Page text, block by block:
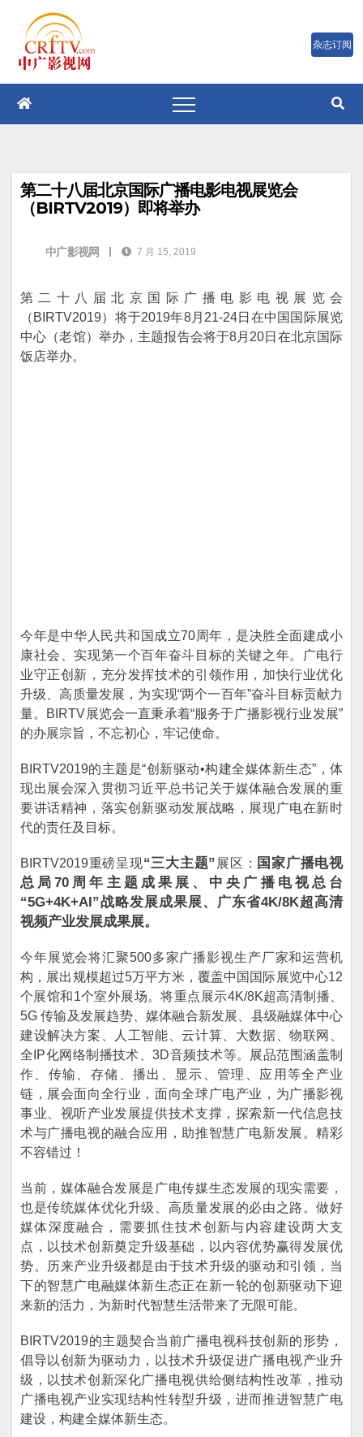
容
第二十八届北京国际广播电影电视展览会
（BIRTV2019）即将举办
中广影视网 7 月 15, 2019
第二十八届北京国际广播电影电视展览会
（BIRTV2019）将于2019年8月21-24日在中国国际展览
中心（老馆）举办，主题报告会将于8月20日在北京国际
饭店举办。
今年是中华人民共和国成立70周年，是决胜全面建成小
康社会、实现第一个百年奋斗目标的关键之年。广电行
业守正创新，充分发挥技术的引领作用，加快行业优化
升级、高质量发展，为实现“两个一百年”奋斗目标贡献力
量。BIRTV展览会一直秉承着“服务于广播影视行业发展”
的办展宗旨，不忘初心，牢记使命。
BIRTV2019的主题是“创新驱动•构建全媒体新生态”，体
现出展会深入贯彻习近平总书记关于媒体融合发展的重
要讲话精神，落实创新驱动发展战略，展现广电在新时
代的责任及目标。
BIRTV2019重磅呈现“三大主题” 展区： 国家广播电视
总局70周年主题成果展、中央广播电视总台
“5G+4K+AI”战略发展成果展、广东省4K/8K超高清
视频产业发展成果展。
今年展览会将汇聚500多家广播影视生产厂家和运营机
构，展出规模超过5万平方米，覆盖中国国际展览中心12
个展馆和1个室外展场。将重点展示4K/8K超高清制播、
5G 传输及发展趋势、媒体融合新发展、县级融媒体中心
建设解决方案、人工智能、云计算、大数据、物联网、
全IP化网络制播技术、3D音频技术等。展品范围涵盖制
作、传输、存储、播出、显示、管理、应用等全产业
链，展会面向全行业，面向全球广电产业，为广播影视
事业、视听产业发展提供技术支撑，探索新一代信息技
术与广播电视的融合应用，助推智慧广电新发展。精彩
不容错过！
当前，媒体融合发展是广电传媒生态发展的现实需要，
也是传统媒体优化升级、高质量发展的必由之路。做好
媒体深度融合，需要抓住技术创新与内容建设两大支
点，以技术创新奠定升级基础，以内容优势赢得发展优
势。历来产业升级都是由于技术升级的驱动和引领，当
下的智慧广电融媒体新生态正在新一轮的创新驱动下迎
来新的活力，为新时代智慧生活带来了无限可能。
BIRTV2019的主题契合当前广播电视科技创新的形势，
倡导以创新为驱动力，以技术升级促进广播电视产业升
级，以技术创新深化广播电视供给侧结构性改革，推动
广播电视产业实现结构性转型升级，进而推进智慧广电
建设，构建全媒体新生态。